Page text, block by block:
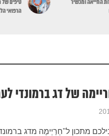
החייאה ומכשיר
טיפים של
הרפואי
של דג ברמונדי
מתכון ל"חְרַיְימֶה מדג